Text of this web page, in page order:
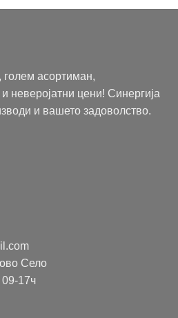
асортиман,
неверојатни цени! Синергија
и вашето задоволство.
Село
17ч